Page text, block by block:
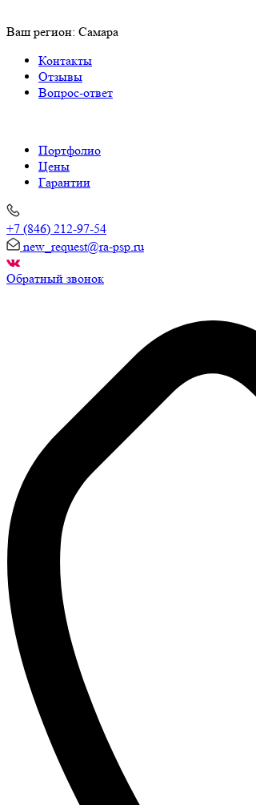
Ваш регион: Самара
Контакты
Отзывы
Вопрос-ответ
Портфолио
Цены
Гарантии
+7 (846) 212-97-54
new_request@ra-psp.ru
Обратный звонок